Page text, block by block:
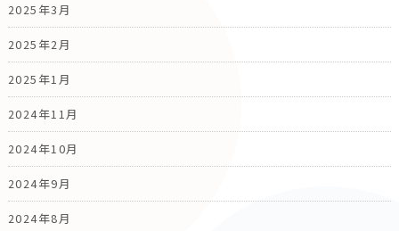
2025年3月
2025年2月
2025年1月
2024年11月
2024年10月
2024年9月
2024年8月